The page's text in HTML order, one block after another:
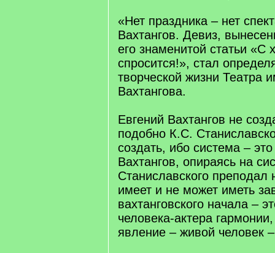
«Нет праздника – нет
Вахтангов. Девиз,
его знаменитой статьи «С
спросится!», стал
творческой жизни Театра
Вахтангова.
Евгений Вахтангов не
подобно К.С.
создать, ибо система –
Вахтангов, опираясь на
Станиславского преподал
имеет и не может иметь
вахтанговского начала –
человека-актера
явление – живой человек